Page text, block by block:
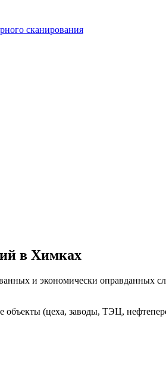
сканирования
в Химках
и экономически оправданных
(цеха, заводы, ТЭЦ,